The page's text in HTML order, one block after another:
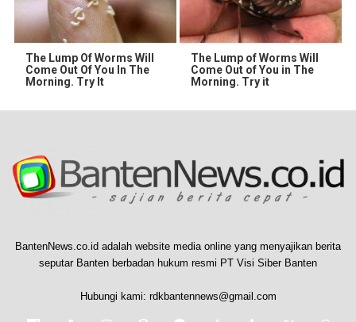
The Lump Of Worms Will
Come Out Of You In The
Morning. Try It
The Lump of Worms Will
Come Out of You in The
Morning. Try it
BantenNews.co.id adalah website media online yang menyajikan berita
seputar Banten berbadan hukum resmi PT Visi Siber Banten
Hubungi kami: rdkbantennews@gmail.com